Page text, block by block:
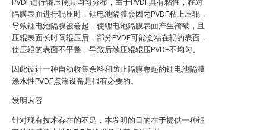
PVDF进行辊压使其均匀分布，由于PVDF具有粘性，在对
隔膜表面进行辊压时，锂电池隔膜会因为PVDF粘上压辊，
导致锂电池隔膜被卷起，使锂电池隔膜表面产生褶皱，且
压辊表面长时间辊压后，部分PVDF可能会粘在辊的表面，
使压辊的表面不平整，导致后续压辊辊压PVDF不均匀。
因此设计一种自动收集余料和防止隔膜卷起的锂电池隔膜
涂水性PVDF点涂设备是很有必要的。
发明内容
针对现有技术存在的不足，本发明的目的在于提供一种锂